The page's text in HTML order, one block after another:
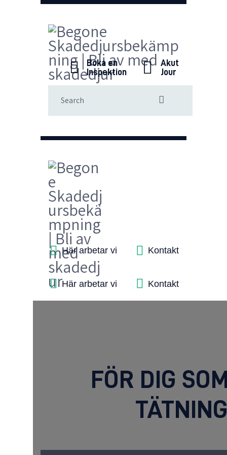
Boka en
Inspektion
Akut
Jour
Här arbetar vi Kontakt
Här arbetar vi Kontakt
FÖR DIG